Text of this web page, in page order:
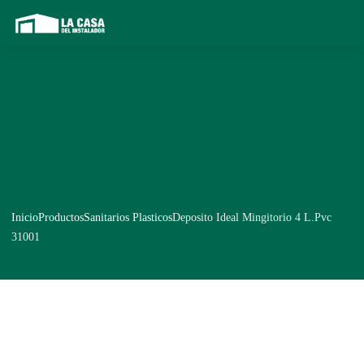
InicioProductosSanitarios PlasticosDeposito Ideal Mingitorio 4 L.Pvc
31001